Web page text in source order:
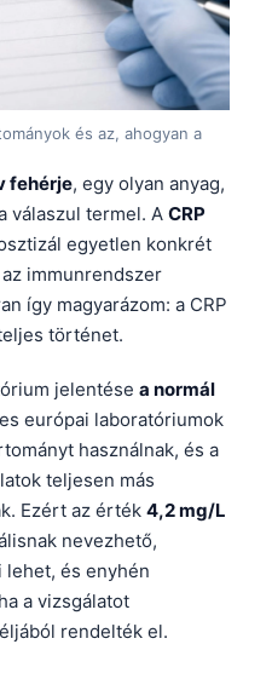
és az, ahogyan a
fehérje, egy olyan anyag,
válaszul termel. A CRP
egyetlen konkrét
immunrendszer
így magyarázom: a CRP
történet.
jelentése a normál
európai laboratóriumok
használnak, és a
teljesen más
Ezért az érték 4,2 mg/L
nevezhető,
és enyhén
a vizsgálatot
rendelték el.